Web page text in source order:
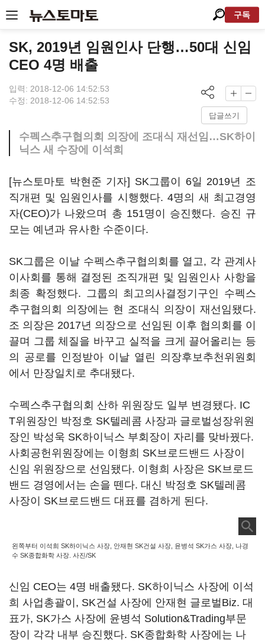
구독
SK, 2019년 임원인사 단행…50대 신임
CEO 4명 배출
입력: 2018-12-06 14:52:53
수정: 2018-12-06 14:52:53
답글쓰기
수펙스추구협의회 의장에 조대식 재선임…SK하이
닉스 새 수장에 이석희
[뉴스토마토 박현준 기자] SK그룹이 6일 2019년 조
직개편 및 임원인사를 시행했다. 4명의 새 최고경영
자(CEO)가 나왔으며 총 151명이 승진했다. 승진 규
모는 예년과 유사한 수준이다.
SK그룹은 이날 수펙스추구협의회를 열고, 각 관계사
이사회를 통해 결정된 조직개편 및 임원인사 사항을
최종 확정했다. 그룹의 최고의사결정기구인 수펙스
추구협의회 의장에는 현 조대식 의장이 재선임됐다.
조 의장은 2017년 의장으로 선임된 이후 협의회를 이
끌며 그룹 체질을 바꾸고 실적을 크게 끌어올리는 등
의 공로를 인정받아 이날 열린 의장후보추천위원회
에서 만장일치로 추대됐다.
수펙스추구협의회 산하 위원장도 일부 변경됐다. IC
T위원장인 박정호 SK텔레콤 사장과 글로벌성장위원
장인 박성욱 SK하이닉스 부회장이 자리를 맞바꿨다.
사회공헌위원장에는 이형희 SK브로드밴드 사장이
신임 위원장으로 선임됐다. 이형희 사장은 SK브로드
밴드 경영에서는 손을 뗀다. 대신 박정호 SK텔레콤
사장이 SK브로드밴드 대표를 겸하게 된다.
왼쪽부터 이석희 SK하이닉스 사장, 안재현 SK건설 사장, 윤병석 SK가스 사장, 나경
수 SK종합화학 사장. 사진/SK
신임 CEO는 4명 배출됐다. SK하이닉스 사장에 이석
희 사업총괄이, SK건설 사장에 안재현 글로벌Biz. 대
표가, SK가스 사장에 윤병석 Solution&Trading부문
장이 각각 내부 승진했다. SK종합화학 사장에는 나